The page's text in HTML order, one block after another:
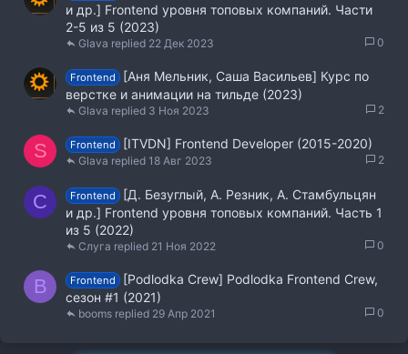
и др.] Frontend уровня топовых компаний. Части
2-5 из 5 (2023)
0
22 Дек 2023
Glava
Frontend
[Аня Мельник, Саша Васильев] Курс по
верстке и анимации на тильде (2023)
2
3 Ноя 2023
Glava
S Frontend [ITVDN] Frontend Developer (2015-2020)
2
18 Авг 2023
Glava
С Frontend
[Д. Безуглый, А. Резник, А. Стамбульцян
и др.] Frontend уровня топовых компаний. Часть 1
из 5 (2022)
0
21 Ноя 2022
Слуга
B Frontend
[Podlodka Crew] Podlodka Frontend Crew,
сезон #1 (2021)
0
29 Апр 2021
booms